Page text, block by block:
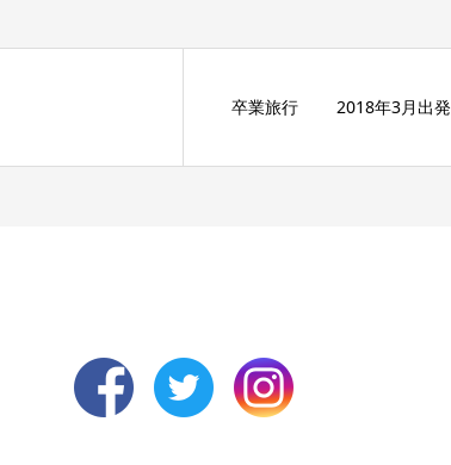
卒業旅行 2018年3月出